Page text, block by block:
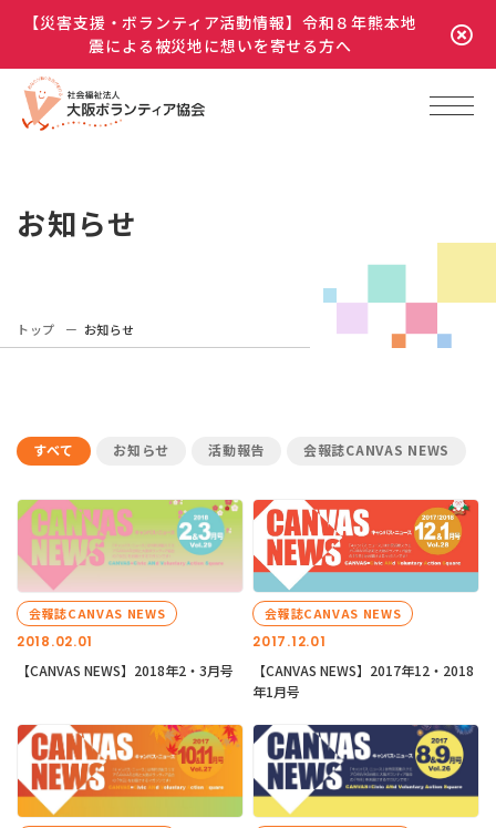
【災害支援・ボランティア活動情報】令和８年熊本地
震による被災地に想いを寄せる方へ
お知らせ
トップ お知らせ
すべて お知らせ 活動報告 会報誌CANVAS NEWS
2018.02.01
会報誌CANVAS NEWS
【CANVAS NEWS】2018年2・3月号
2017.12.01
会報誌CANVAS NEWS
【CANVAS NEWS】2017年12・2018
年1月号